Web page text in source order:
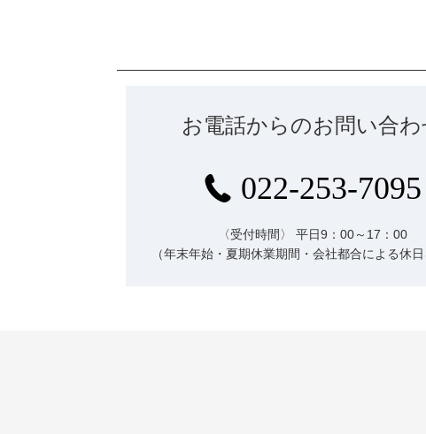
お電話からのお問い合わ
022-253-7095
〈受付時間〉
平日9：00～17：00
（年末年始・夏期休業期間・会社都合による休日